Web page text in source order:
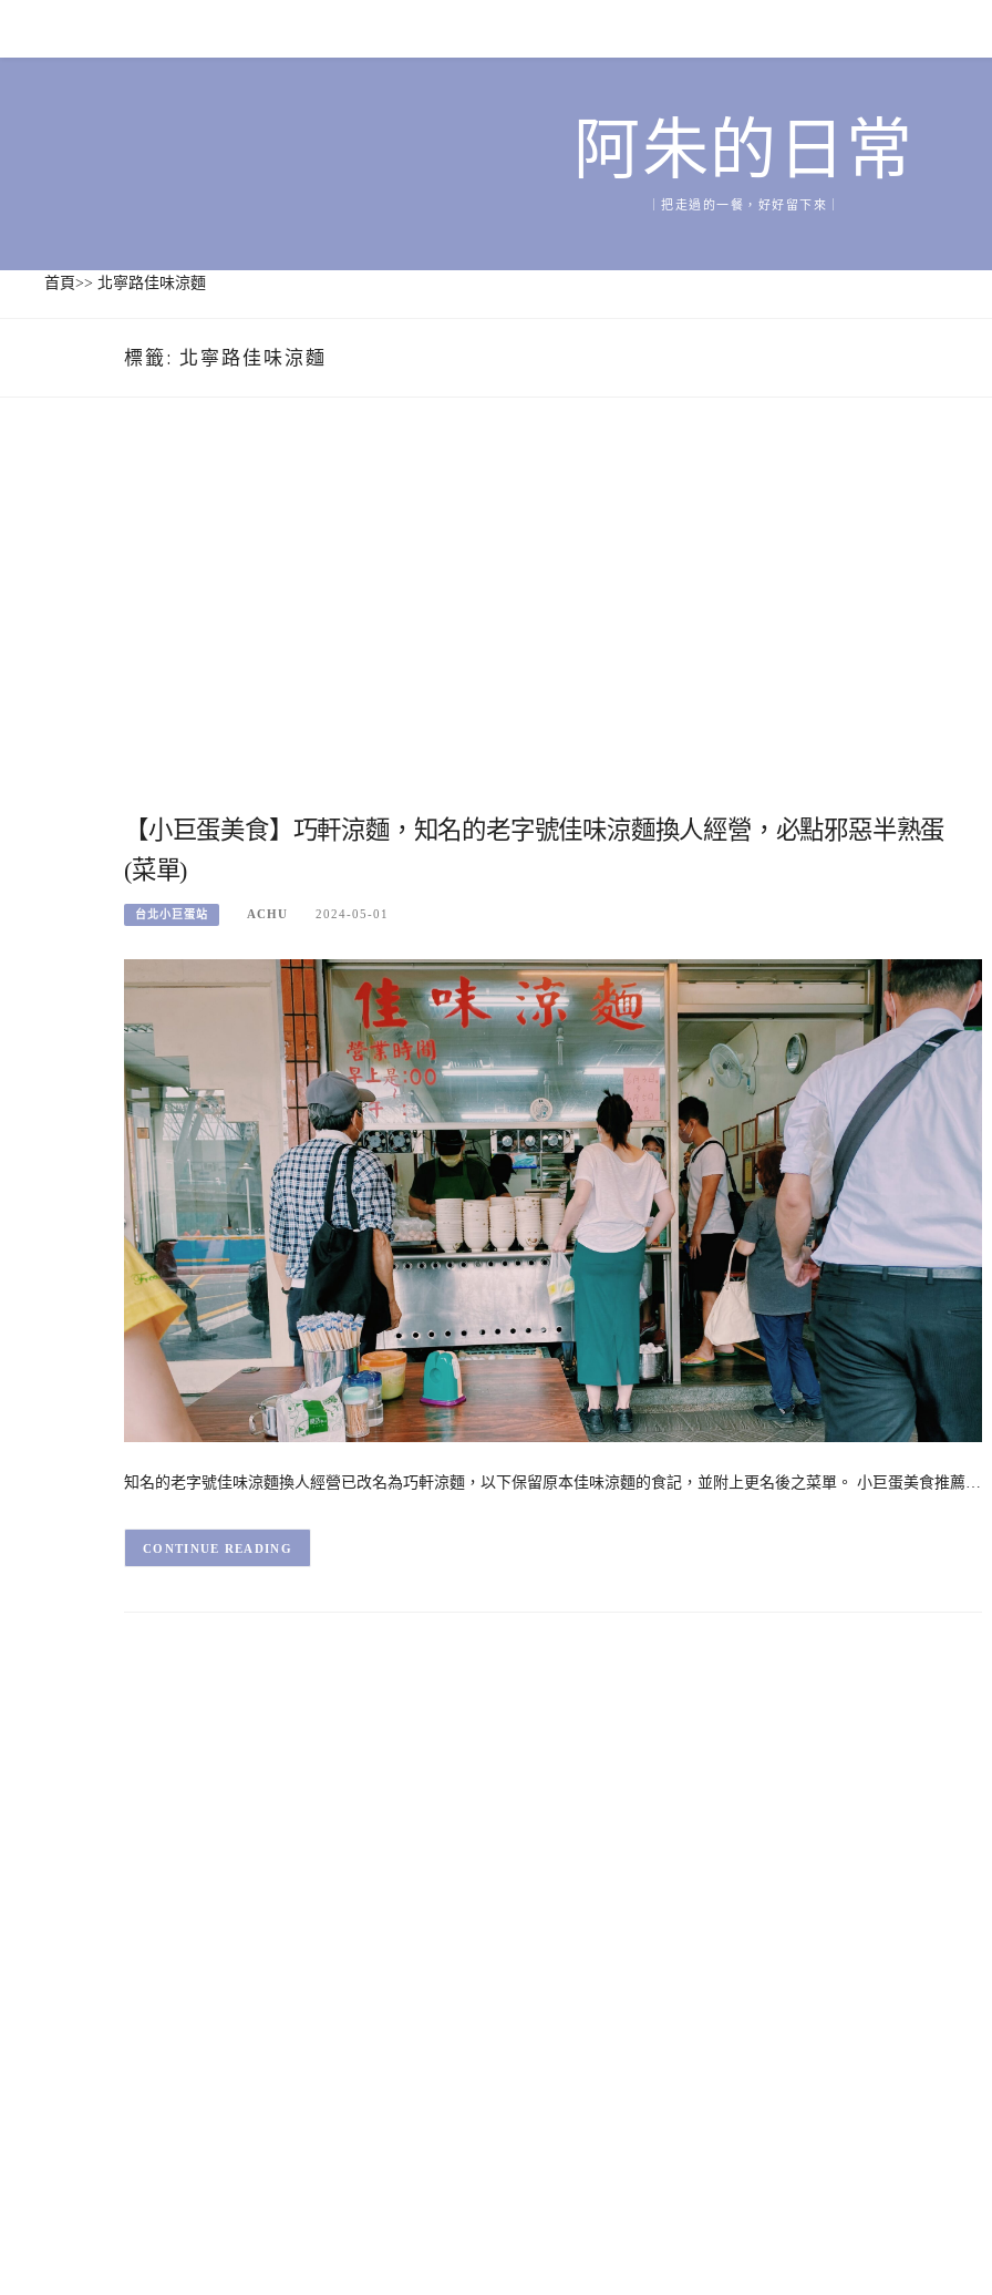
content
阿朱的日常
｜把走過的一餐，好好留下來｜
首頁>> 北寧路佳味涼麵
標籤: 北寧路佳味涼麵
【小巨蛋美食】巧軒涼麵，知名的老字號佳味涼麵換人經營，必點邪惡半熟蛋
(菜單)
台北小巨蛋站 ACHU 2024-05-01
知名的老字號佳味涼麵換人經營已改名為巧軒涼麵，以下保留原本佳味涼麵的食記，並附上更名後之菜單。 小巨蛋美食推薦…
CONTINUE READING